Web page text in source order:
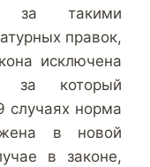
за такими
правок,
исключена
за который
случаях норма
в новой
в законе,